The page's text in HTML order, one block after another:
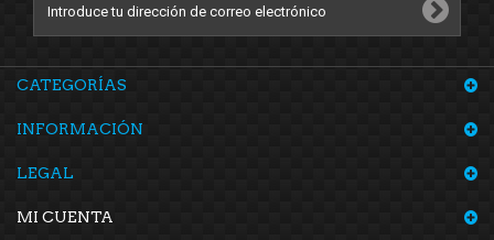
CATEGORÍAS
INFORMACIÓN
LEGAL
MI CUENTA